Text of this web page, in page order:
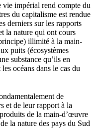
vie impérial rend compte du
du capitalisme est rendue
derniers sur les rapports
la nature qui ont cours
illimité à la main-
puits (écosystèmes
substance qu’ils en
océans dans le cas du
de
et de leur rapport à la
de la main-d’œuvre
la nature des pays du Sud